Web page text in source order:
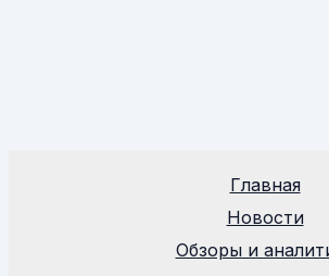
Главная
Новости
Обзоры и